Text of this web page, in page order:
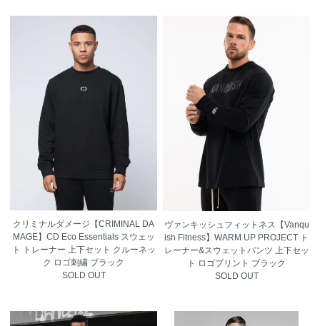
クリミナルダメージ【CRIMINAL DA
MAGE】CD Eco Essentials スウェッ
ト トレーナー 上下セット クルーネッ
ク ロゴ刺繍 ブラック
SOLD OUT
ヴァンキッシュフィットネス【Vanqu
ish Fitness】WARM UP PROJECT ト
レーナー&スウェットパンツ 上下セッ
ト ロゴプリント ブラック
SOLD OUT